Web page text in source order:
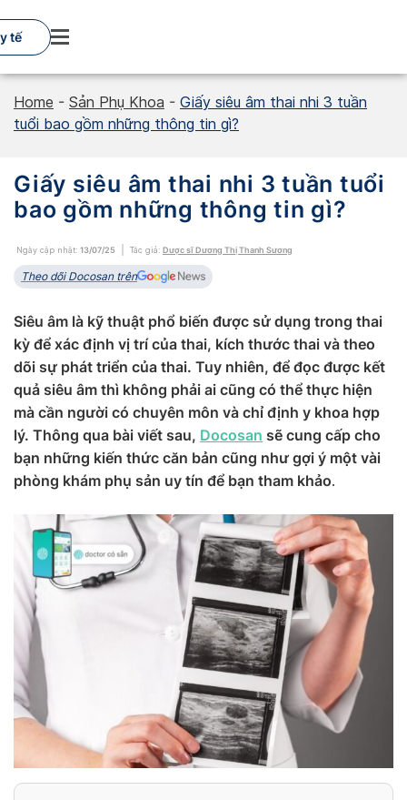
to
content
tế
Home - Sản Phụ Khoa - Giấy siêu âm thai nhi 3 tuần
tuổi bao gồm những thông tin gì?
Giấy siêu âm thai nhi 3 tuần tuổi
bao gồm những thông tin gì?
Ngày cập nhật: 13/07/25 Tác giả: Dược sĩ Dương Thị Thanh Sương
Theo dõi Docosan trên
Siêu âm là kỹ thuật phổ biến được sử dụng trong thai
kỳ để xác định vị trí của thai, kích thước thai và theo
dõi sự phát triển của thai. Tuy nhiên, để đọc được kết
quả siêu âm thì không phải ai cũng có thể thực hiện
mà cần người có chuyên môn và chỉ định y khoa hợp
lý. Thông qua bài viết sau, Docosan sẽ cung cấp cho
bạn những kiến thức căn bản cũng như gợi ý một vài
phòng khám phụ sản uy tín để bạn tham khảo.